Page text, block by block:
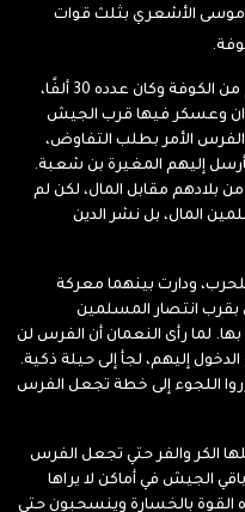
موسى الأشعري بثلث قوات
خرج النعمان من السوس بالجيش القادم من الكوفة وكان عدده 30 ألفًا،
وعسكر فيها قرب الجيش
الفرس الأمر بطلب التفاوض،
إليهم المغيرة بن شعبة.
مقابل المال، لكن لم
المال، بل نشر الدين
ودارت بينهما معركة
انتصار المسلمين
لما رأى النعمان أن الفرس لن
إليهم، لجأ إلى حيلة ذكية.
اللجوء إلى خطة تجعل الفرس
الكر والفر حتي تجعل الفرس
الجيش في أماكن لا يراها
القوة بالخسارة وينسحبون حتى